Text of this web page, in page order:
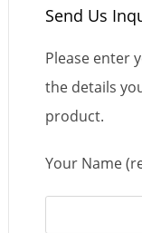
Send Us
Please enter
the details
product.
Your Name